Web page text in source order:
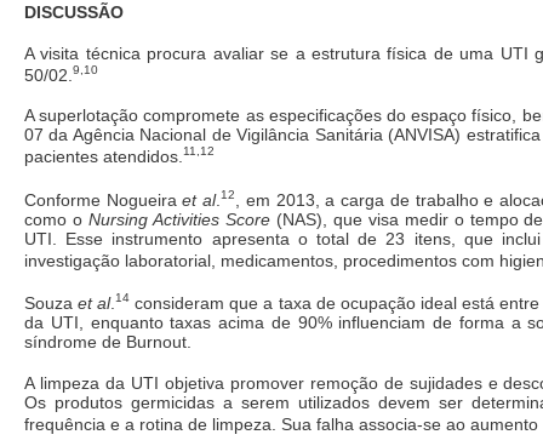
DISCUSSÃO
A visita técnica procura avaliar se a estrutura física de uma UTI
50/02. 9,10
A superlotação compromete as especificações do espaço físico,
07 da Agência Nacional de Vigilância Sanitária (ANVISA)
pacientes atendidos. 11,12
Conforme Nogueiraet al.12
, em 2013, a carga de trabalho e
como o Nursing Activities Score(NAS), que visa medir o tempo
UTI. Esse instrumento apresenta o total de 23 itens, que
investigação laboratorial, medicamentos, procedimentos com
Souzaet al.14 consideram que a taxa de ocupação ideal está
da UTI, enquanto taxas acima de 90% influenciam de forma a
síndrome de Burnout.
A limpeza da UTI objetiva promover remoção de sujidades e
Os produtos germicidas a serem utilizados devem ser
frequência e a rotina de limpeza. Sua falha associa-se ao